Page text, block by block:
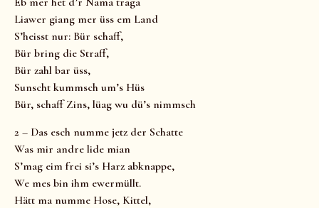
Liawer giang mer üss em Land
S’heisst nur: Bür schaff,
Bür bring die Straff,
Bür zahl bar üss,
Sunscht kummsch um’s Hüs
Bür, schaff Zins, lüag wu dü’s nimmsch
2 – Das esch numme jetz der Schatte
Was mir andre lide mian
S’mag eim frei si’s Harz abknappe,
We mes bin ihm ewermüllt.
Hätt ma numme Hose, Kittel,